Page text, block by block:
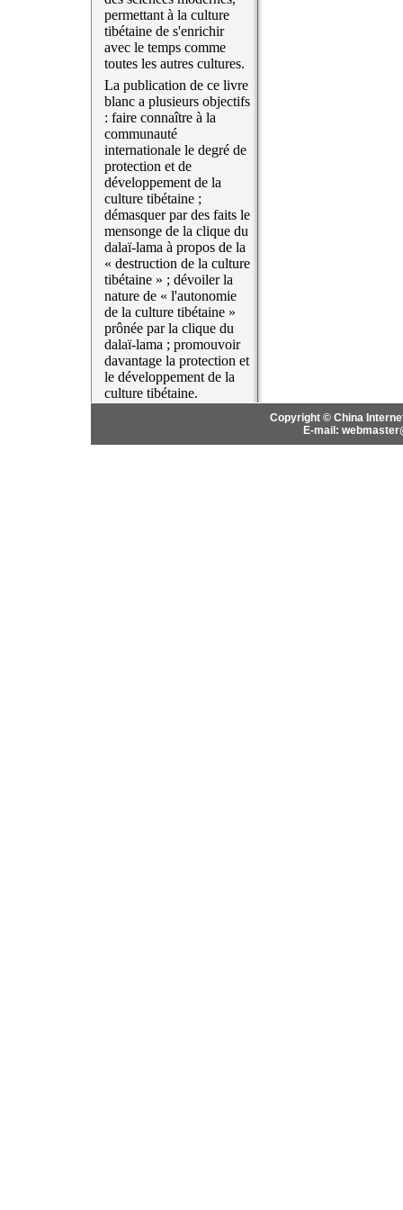
permettant à la culture
tibétaine de s'enrichir
avec le temps comme
toutes les autres cultures.
La publication de ce livre
blanc a plusieurs objectifs
: faire connaître à la
communauté
internationale le degré de
protection et de
développement de la
culture tibétaine ;
démasquer par des faits le
mensonge de la clique du
dalaï-lama à propos de la
« destruction de la culture
tibétaine » ; dévoiler la
nature de « l'autonomie
de la culture tibétaine »
prônée par la clique du
dalaï-lama ; promouvoir
davantage la protection et
le développement de la
culture tibétaine.
Copyright © China
E-mail: